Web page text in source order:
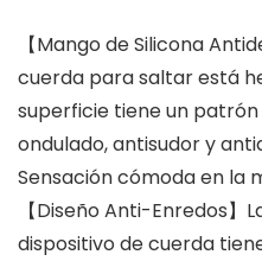
【Mango de Silicona
cuerda para saltar está
superficie tiene un
ondulado, antisudor y
Sensación cómoda en la
【Diseño Anti-Enredos
dispositivo de cuerda